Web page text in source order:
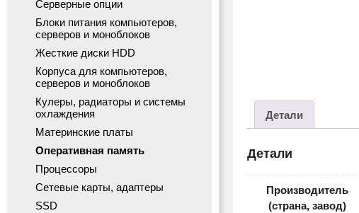
Серверные опции
Блоки питания компьютеров,
серверов и моноблоков
Жесткие диски HDD
Корпуса для компьютеров,
серверов и моноблоков
Кулеры, радиаторы и системы
охлаждения
Материнские платы
Оперативная память
Процессоры
Сетевые карты, адаптеры
SSD
Детали
Детали
Производитель
(страна, завод)